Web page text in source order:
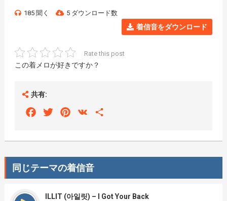
185 聞く 5 ダウンロード数
着信音をダウンロード
Rate this post
この着メロが好きですか？
共有:
FacebookTwitterPinterest
VK
同じテーマの着信音
ILLIT (아일릿) – I Got Your Back